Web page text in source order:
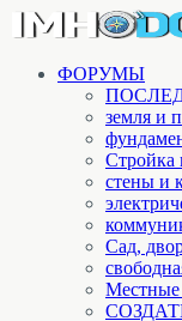
ФОРУМЫ
земля и
Стройка
стены и
Cад,